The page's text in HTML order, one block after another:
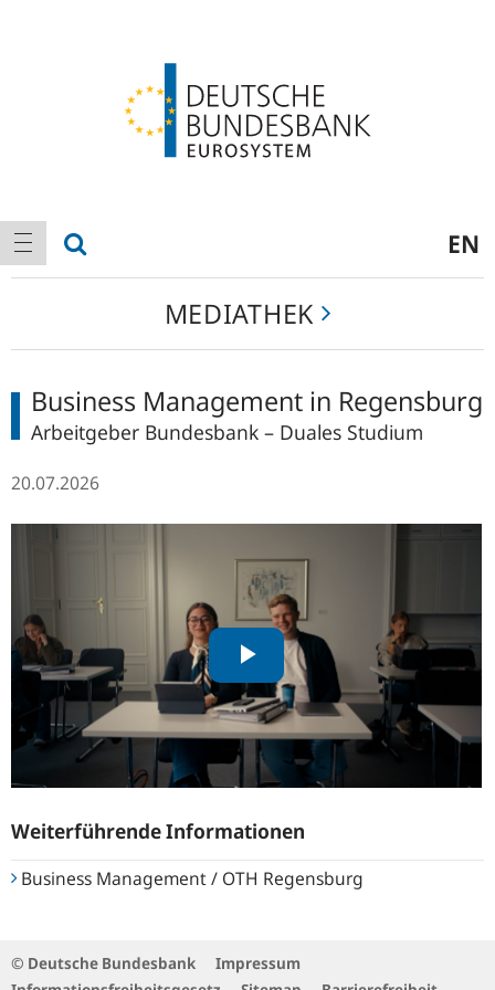
Hauptnavigation
Navigation anzeigen EN
MEDIATHEK
Business Management in Regensburg
Arbeitgeber Bundesbank – Duales Studium
20.07.2026
Weiterführende Informationen
Business Management / OTH Regensburg
© Deutsche Bundesbank
Impressum